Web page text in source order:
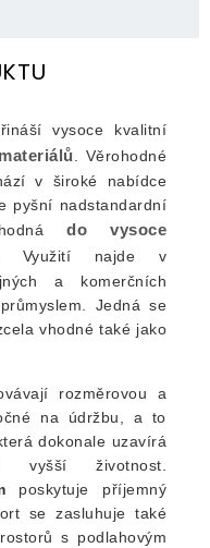
vysoce kvalitní
. Věrohodné
v široké nabídce
pyšní nadstandardní
do vysoce
Využití najde v
a komerčních
Jedná se
vhodné také jako
rozměrovou a
na údržbu, a to
dokonale uzavírá
vyšší životnost.
poskytuje příjemný
se zasluhuje také
s podlahovým